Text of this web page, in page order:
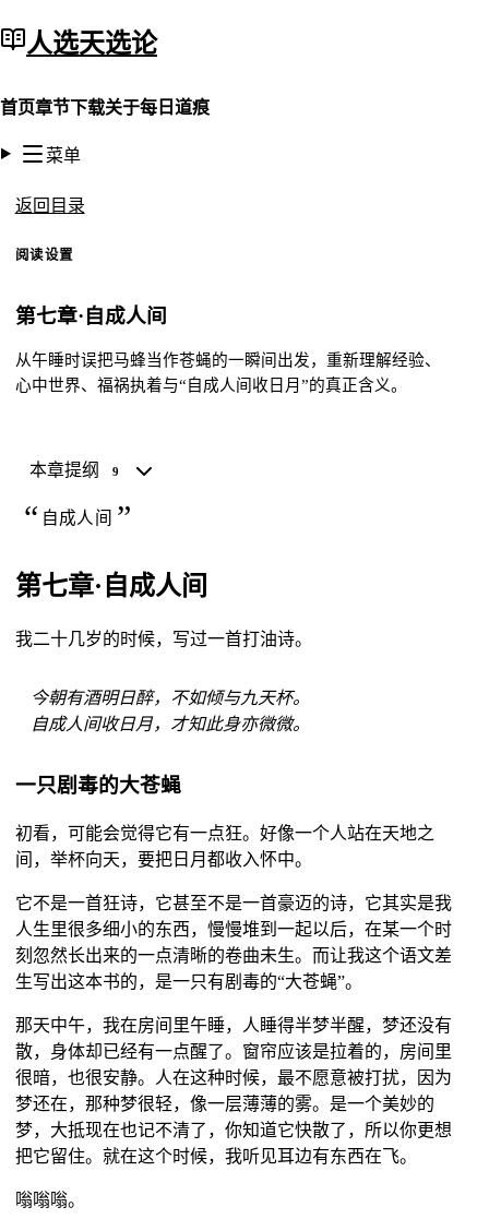
人选天选论
首页章节下载关于每日道痕
菜单
返回目录
阅读设置
第七章·自成人间
从午睡时误把马蜂当作苍蝇的一瞬间出发，重新理解经验、
心中世界、福祸执着与“自成人间收日月”的真正含义。
本章提纲 9
自成人间
第七章·自成人间
我二十几岁的时候，写过一首打油诗。
今朝有酒明日醉，不如倾与九天杯。
自成人间收日月，才知此身亦微微。
一只剧毒的大苍蝇
初看，可能会觉得它有一点狂。好像一个人站在天地之
间，举杯向天，要把日月都收入怀中。
它不是一首狂诗，它甚至不是一首豪迈的诗，它其实是我
人生里很多细小的东西，慢慢堆到一起以后，在某一个时
刻忽然长出来的一点清晰的卷曲未生。而让我这个语文差
生写出这本书的，是一只有剧毒的“大苍蝇”。
那天中午，我在房间里午睡，人睡得半梦半醒，梦还没有
散，身体却已经有一点醒了。窗帘应该是拉着的，房间里
很暗，也很安静。人在这种时候，最不愿意被打扰，因为
梦还在，那种梦很轻，像一层薄薄的雾。是一个美妙的
梦，大抵现在也记不清了，你知道它快散了，所以你更想
把它留住。就在这个时候，我听见耳边有东西在飞。
嗡嗡嗡。